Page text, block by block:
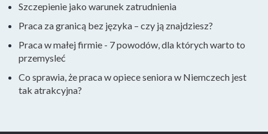
Szczepienie jako warunek zatrudnienia
Praca za granicą bez języka – czy ją znajdziesz?
Praca w małej firmie - 7 powodów, dla których warto to
przemysleć
Co sprawia, że praca w opiece seniora w Niemczech jest
tak atrakcyjna?